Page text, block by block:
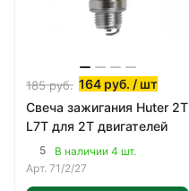
185руб. 164 руб. / шт
Свеча зажигания Huter 2T
L7T для 2Т двигателей
5
В наличии 4 шт.
Арт. 71/2/27